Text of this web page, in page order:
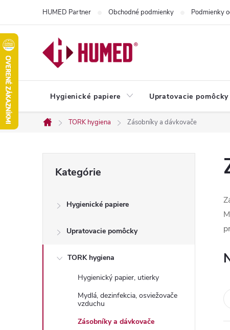
obsah
HUMED Partner Obchodné podmienky Podmienky
Hygienické papiere Upratovacie pomôcky
Domov
TORK hygiena Zásobníky a dávkovače
n
kategórie
Kategórie
Hygienické papiere
Upratovacie pomôcky
TORK hygiena
Hygienický papier, utierky
Mydlá, dezinfekcia, osviežovače
vzduchu
Zásobníky a dávkovače